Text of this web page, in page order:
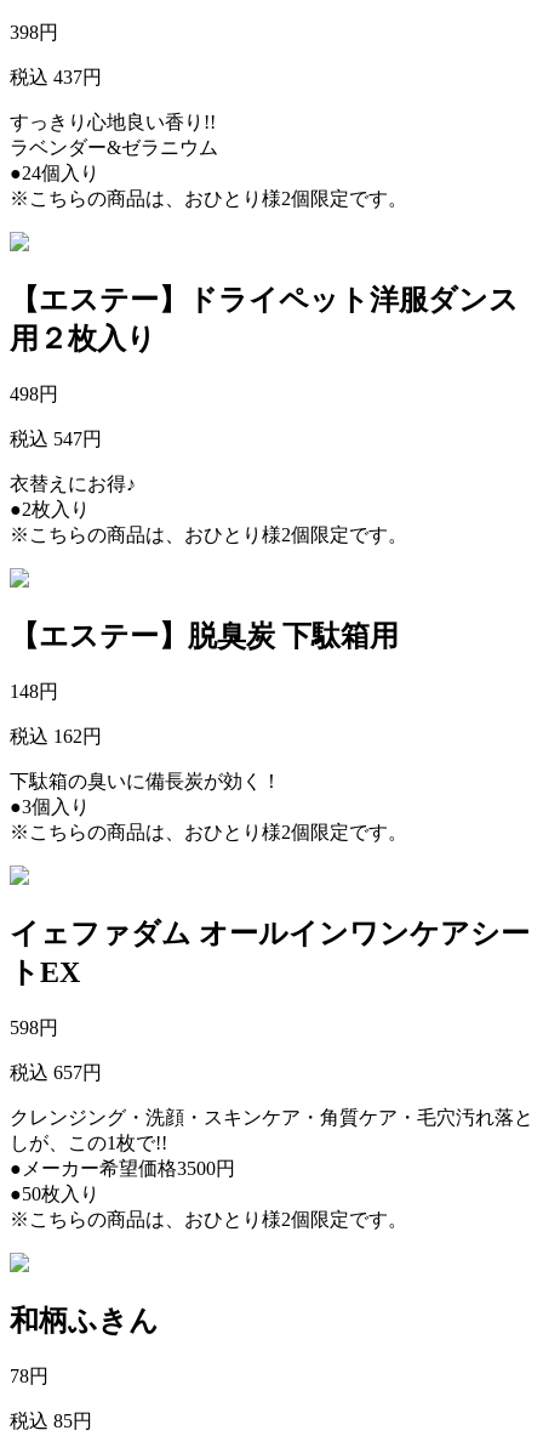
398円
税込 437円
すっきり心地良い香り!!
ラベンダー&ゼラニウム
●24個入り
※こちらの商品は、おひとり様2個限定です。
【エステー】ドライペット洋服ダンス
用２枚入り
498円
税込 547円
衣替えにお得♪
●2枚入り
※こちらの商品は、おひとり様2個限定です。
【エステー】脱臭炭 下駄箱用
148円
税込 162円
下駄箱の臭いに備長炭が効く！
●3個入り
※こちらの商品は、おひとり様2個限定です。
イェファダム オールインワンケアシー
トEX
598円
税込 657円
クレンジング・洗顔・スキンケア・角質ケア・毛穴汚れ落と
しが、この1枚で!!
●メーカー希望価格3500円
●50枚入り
※こちらの商品は、おひとり様2個限定です。
和柄ふきん
78円
税込 85円